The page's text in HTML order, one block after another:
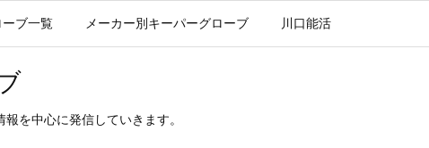
ーブ一覧 メーカー別キーパーグローブ 川口能活
を中心に発信していきます。